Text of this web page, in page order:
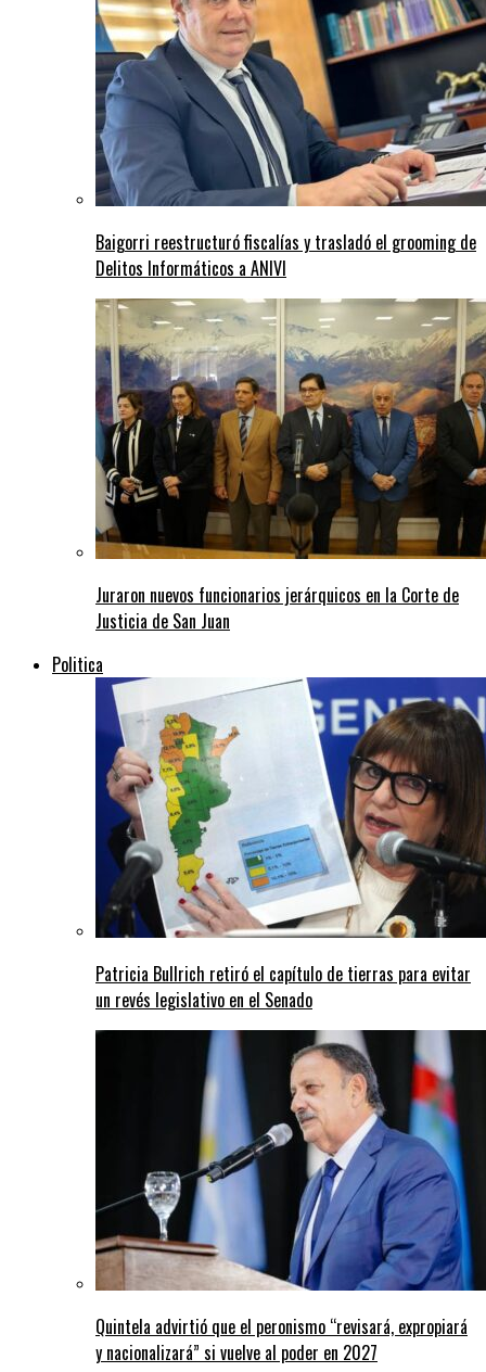
Baigorri reestructuró fiscalías y trasladó el grooming de
Delitos Informáticos a ANIVI
Juraron nuevos funcionarios jerárquicos en la Corte de
Justicia de San Juan
Politica
Patricia Bullrich retiró el capítulo de tierras para evitar
un revés legislativo en el Senado
Quintela advirtió que el peronismo “revisará, expropiará
y nacionalizará” si vuelve al poder en 2027